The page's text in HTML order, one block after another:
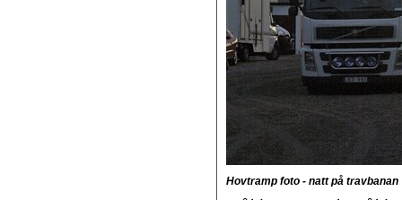
Hovtramp foto - natt på travbanan